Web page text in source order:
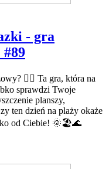
- gra
🏄‍♂️ Ta gra, która na
sprawdzi Twoje
planszy,
ten dzień na plaży okaże
od Ciebie! 🌞🏖️🌊